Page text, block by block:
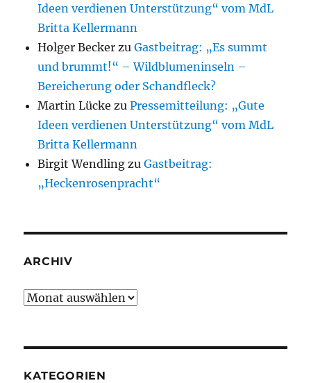
Ideen verdienen Unterstützung“ vom MdL
Britta Kellermann
Holger Becker zuGastbeitrag: „Es summt
und brummt!“ – Wildblumeninseln –
Bereicherung oder Schandfleck?
Martin Lücke zuPressemitteilung: „Gute
Ideen verdienen Unterstützung“ vom MdL
Britta Kellermann
Birgit Wendling zuGastbeitrag:
„Heckenrosenpracht“
ARCHIV
Archiv
KATEGORIEN